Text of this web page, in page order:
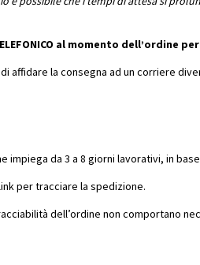
TELEFONICO al momento
affidare la consegna ad un corriere
impiega da 3 a 8 giorni lavorativi, in
per tracciare la spedizione.
dell’ordine non comportano